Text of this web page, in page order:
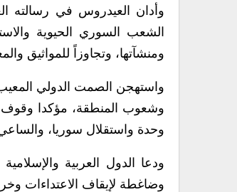
وأدان العيدروس في رسالته
الشعب السوري الحيوية
ومنشآتها، وتجاوزاً للمواثيق
واستهجن الصمت الدولي
وشعوب المنطقة، مؤكدا
وحدة واستقلال سوريا،
ودعا الدول العربية
وضاغطة لإيقاف الاعتداءات